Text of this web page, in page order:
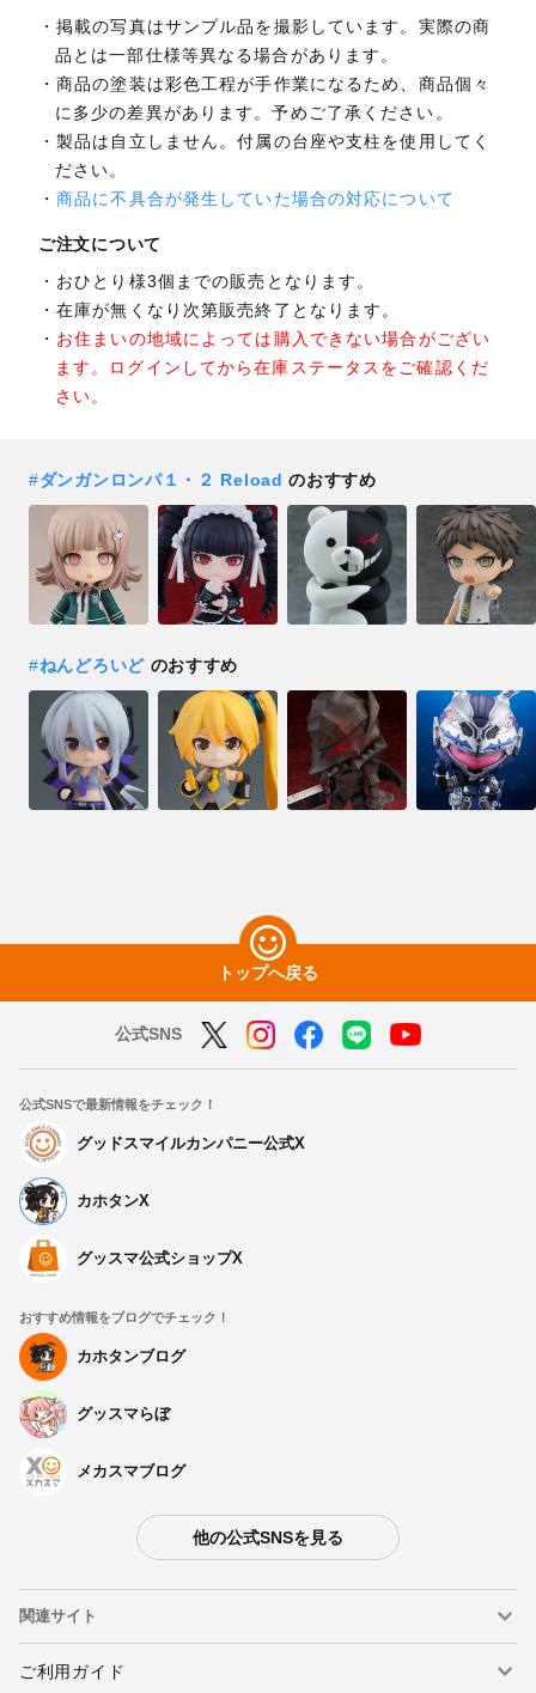
予約期間：2024年12月24日~2025年02月12日まで
2025年05月発売・お1人様3点まで
掲載の写真はサンプル品を撮影しています。実際の商
品とは一部仕様等異なる場合があります。
商品の塗装は彩色工程が手作業になるため、商品個々
に多少の差異があります。予めご了承ください。
製品は自立しません。付属の台座や支柱を使用してく
ださい。
商品に不具合が発生していた場合の対応について
ご注文について
おひとり様3個までの販売となります。
在庫が無くなり次第販売終了となります。
お住まいの地域によっては購入できない場合がござい
ます。ログインしてから在庫ステータスをご確認くだ
さい。
#ダンガンロンパ１・２ Reload のおすすめ
#ねんどろいどのおすすめ
トップへ戻る
公式SNS
公式SNSで最新情報をチェック！
グッドスマイルカンパニー公式X
カホタンX
グッスマ公式ショップX
おすすめ情報をブログでチェック！
カホタンブログ
グッスマらぼ
メカスマブログ
他の公式SNSを見る
関連サイト
ねんどろいど
ご利用ガイド